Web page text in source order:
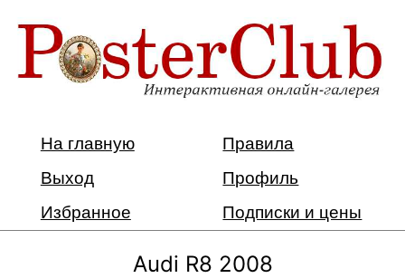
На главную
Правила
Выход
Профиль
Избранное
Подписки и цены
Audi R8 2008